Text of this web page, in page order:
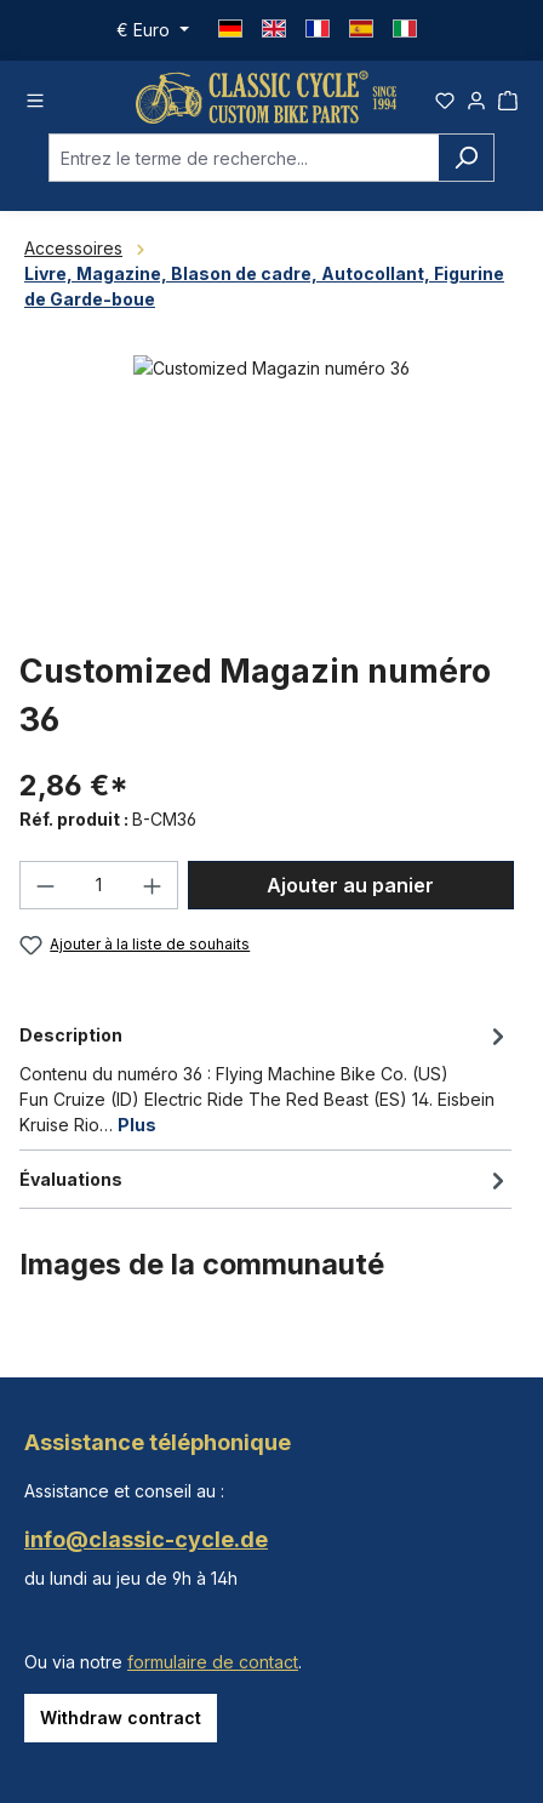
Passer au contenu principal
€ Euro
Accessoires
Livre, Magazine, Blason de cadre, Autocollant, Figurine
de Garde-boue
Ignorer la galerie d'images
Customized Magazin numéro
36
2,86 €*
Réf. produit : B-CM36
Quantité de produit : Entrez la
Ajouter au panier
Ajouter à la liste de souhaits
Description
Contenu du numéro 36 : Flying Machine Bike Co. (US)
Fun Cruize (ID) Electric Ride The Red Beast (ES) 14. Eisbein
Kruise Rio… Plus
Évaluations
Images de la communauté
Assistance téléphonique
Assistance et conseil au :
info@classic-cycle.de
du lundi au jeu de 9h à 14h
Ou via notre formulaire de contact.
Withdraw contract